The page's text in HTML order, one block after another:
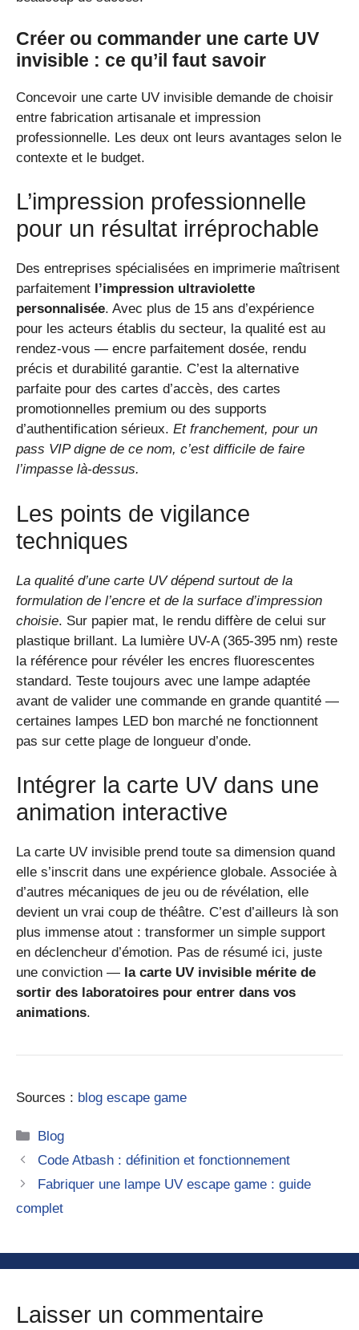
Créer ou commander une carte UV
invisible : ce qu’il faut savoir
Concevoir une carte UV invisible demande de choisir
entre fabrication artisanale et impression
professionnelle. Les deux ont leurs avantages selon le
contexte et le budget.
L’impression professionnelle
pour un résultat irréprochable
Des entreprises spécialisées en imprimerie maîtrisent
parfaitement l’impression ultraviolette
personnalisée. Avec plus de 15 ans d’expérience
pour les acteurs établis du secteur, la qualité est au
rendez-vous — encre parfaitement dosée, rendu
précis et durabilité garantie. C’est la alternative
parfaite pour des cartes d’accès, des cartes
promotionnelles premium ou des supports
d’authentification sérieux. Et franchement, pour un
pass VIP digne de ce nom, c’est difficile de faire
l’impasse là-dessus.
Les points de vigilance
techniques
La qualité d’une carte UV dépend surtout de la
formulation de l’encre et de la surface d’impression
choisie. Sur papier mat, le rendu diffère de celui sur
plastique brillant. La lumière UV-A (365-395 nm) reste
la référence pour révéler les encres fluorescentes
standard. Teste toujours avec une lampe adaptée
avant de valider une commande en grande quantité —
certaines lampes LED bon marché ne fonctionnent
pas sur cette plage de longueur d’onde.
Intégrer la carte UV dans une
animation interactive
La carte UV invisible prend toute sa dimension quand
elle s’inscrit dans une expérience globale. Associée à
d’autres mécaniques de jeu ou de révélation, elle
devient un vrai coup de théâtre. C’est d’ailleurs là son
plus immense atout : transformer un simple support
en déclencheur d’émotion. Pas de résumé ici, juste
une conviction — la carte UV invisible mérite de
sortir des laboratoires pour entrer dans vos
animations.
Sources : blog escape game
Catégories
Blog
Code Atbash : définition et fonctionnement
Fabriquer une lampe UV escape game : guide
complet
Laisser un commentaire